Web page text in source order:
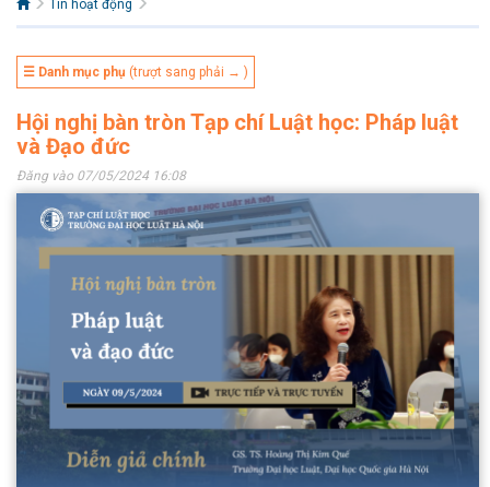
Tin hoạt động
☰ Danh mục phụ (trượt sang phải → )
Hội nghị bàn tròn Tạp chí Luật học: Pháp luật
và Đạo đức
Đăng vào 07/05/2024 16:08